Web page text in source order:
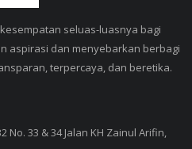
seluas-luasnya bagi
aspirasi dan menyebarkan berbagi
terpercaya, dan beretika.
No. 33 & 34 Jalan KH Zainul Arifin,